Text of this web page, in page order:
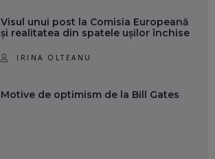
Visul unui post la Comisia Europeană
și realitatea din spatele ușilor închise
IRINA OLTEANU
Motive de optimism de la Bill Gates